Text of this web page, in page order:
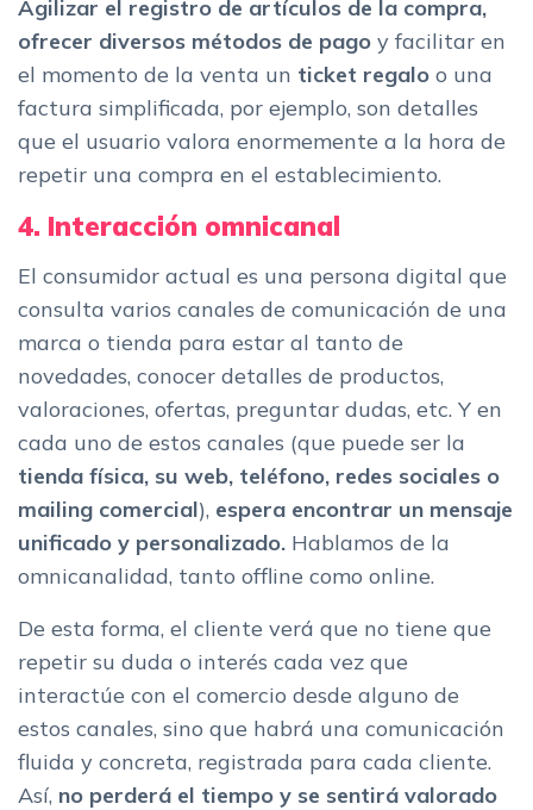
Agilizar el registro de artículos de la compra,
ofrecer diversos métodos de pago y facilitar en
el momento de la venta un ticket regalo o una
factura simplificada, por ejemplo, son detalles
que el usuario valora enormemente a la hora de
repetir una compra en el establecimiento.
4. Interacción omnicanal
El consumidor actual es una persona digital que
consulta varios canales de comunicación de una
marca o tienda para estar al tanto de
novedades, conocer detalles de productos,
valoraciones, ofertas, preguntar dudas, etc. Y en
cada uno de estos canales (que puede ser la
tienda física, su web, teléfono, redes sociales o
mailing comercial), espera encontrar un mensaje
unificado y personalizado. Hablamos de la
omnicanalidad, tanto offline como online.
De esta forma, el cliente verá que no tiene que
repetir su duda o interés cada vez que
interactúe con el comercio desde alguno de
estos canales, sino que habrá una comunicación
fluida y concreta, registrada para cada cliente.
Así, no perderá el tiempo y se sentirá valorado